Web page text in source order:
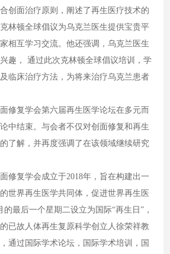
创面治疗原则，阐述了再生医疗技术的
林顿全球倡议为乌克兰医生提供宝贵平
相互学习交流。他还强调，乌克兰医生
趣， 通过此次克林顿全球倡议培训，学
临床治疗方法，为将来治疗乌克兰患者
复学会第六届再生医学论坛在多元而
中结束。与会者不仅对创面修复和再生
了解，并再度强调了在该领域继续研究
复学会成立于2018年，旨在构建出一
世界再生医学共同体，促进世界再生医
最后一个星期二设立为国际“再生日”，
已故人体再生复原科学创立人徐荣祥教
通过国际学术论坛，国际学术培训，国